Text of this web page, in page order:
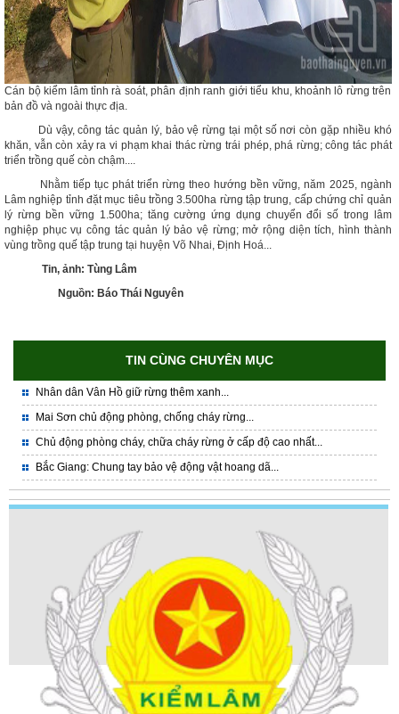
Cán bộ kiểm lâm tỉnh rà soát, phân định ranh giới tiểu khu, khoảnh lô rừng trên
bản đồ và ngoài thực địa.
Dù vậy, công tác quản lý, bảo vệ rừng tại một số nơi còn gặp nhiều khó
khăn, vẫn còn xảy ra vi phạm khai thác rừng trái phép, phá rừng; công tác phát
triển trồng quế còn chậm....
Nhằm tiếp tục phát triển rừng theo hướng bền vững, năm 2025, ngành
Lâm nghiệp tỉnh đặt mục tiêu trồng 3.500ha rừng tập trung, cấp chứng chỉ quản
lý rừng bền vững 1.500ha; tăng cường ứng dụng chuyển đổi số trong lâm
nghiệp phục vụ công tác quản lý bảo vệ rừng; mở rộng diện tích, hình thành
vùng trồng quế tập trung tại huyện Võ Nhai, Định Hoá...
Tin, ảnh: Tùng Lâm
Nguồn: Báo Thái Nguyên
TIN CÙNG CHUYÊN MỤC
Nhân dân Vân Hồ giữ rừng thêm xanh...
Mai Sơn chủ động phòng, chống cháy rừng...
Chủ động phòng cháy, chữa cháy rừng ở cấp độ cao nhất...
Bắc Giang: Chung tay bảo vệ động vật hoang dã...